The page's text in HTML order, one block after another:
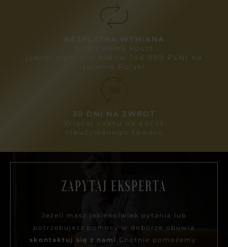
BEZPŁATNA WYMIANA
Pokrywamy koszt
jednej wymiany butów (od 999 PLN) na
terenie Polski
30 DNI NA ZWROT
Więcej czasu na zwrot
nieużywanego towaru
ZAPYTAJ EKSPERTA
Jeżeli masz jakiekolwiek pytania lub
potrzebujesz pomocy w doborze obuwia
skontaktuj się z nami. Chętnie pomożemy.